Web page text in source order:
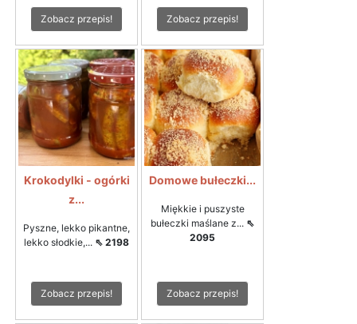
Zobacz przepis! Zobacz przepis!
Krokodylki - ogórki
z...
Pyszne, lekko pikantne,
lekko słodkie,... ⇖ 2198
Zobacz przepis!
Domowe bułeczki...
Miękkie i puszyste
bułeczki maślane z... ⇖
2095
Zobacz przepis!